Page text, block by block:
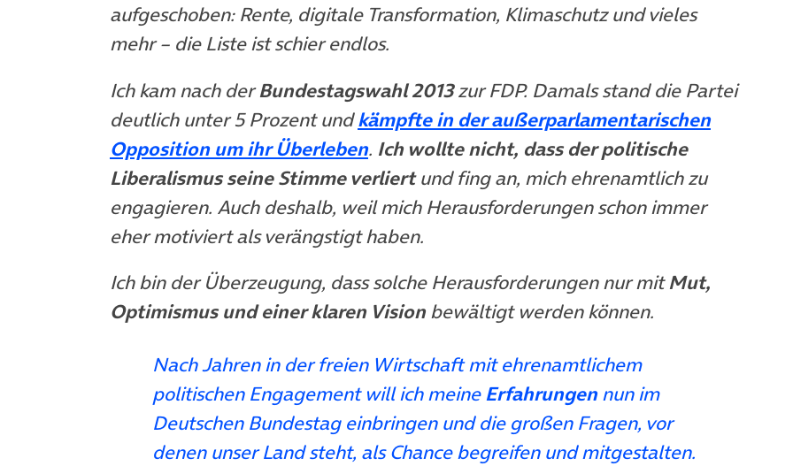
aufgeschoben: Rente, digitale Transformation, Klimaschutz und vieles
mehr – die Liste ist schier endlos.
Ich kam nach derBundestagswahl 2013zur FDP. Damals stand die Partei
deutlich unter 5 Prozent undkämpfte in der außerparlamentarischen
Opposition um ihr Überleben(öffnet in neuem Tab)
. Ich wollte nicht, dass der politische
Liberalismus seine Stimme verliertund fing an, mich ehrenamtlich zu
engagieren. Auch deshalb, weil mich Herausforderungen schon immer
eher motiviert als verängstigt haben.
Ich bin der Überzeugung, dass solche Herausforderungen nur mitMut,
Optimismus und einer klaren Vision bewältigt werden können.
Nach Jahren in der freien Wirtschaft mit ehrenamtlichem
politischen Engagement will ich meineErfahrungennun im
Deutschen Bundestag einbringen und die großen Fragen, vor
denen unser Land steht, als Chance begreifen und mitgestalten.